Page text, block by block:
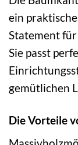
ein
Statement
Sie passt
gemütlichen
Die Vorteile